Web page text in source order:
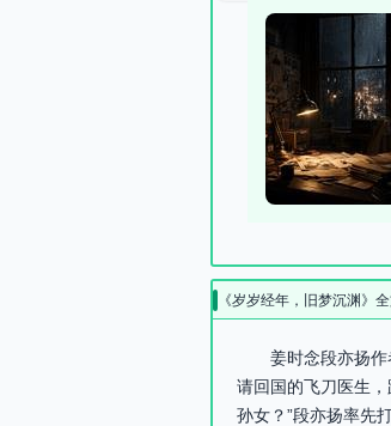
《岁岁经年，旧梦沉渊》
姜时念段亦扬
请回国的飞刀医生
孙女？”段亦扬率先